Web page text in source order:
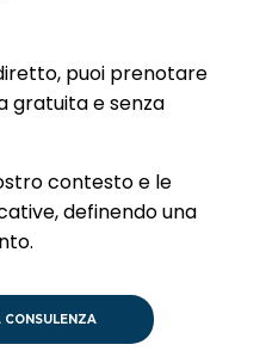
puoi prenotare
gratuita e senza
contesto e le
definendo una